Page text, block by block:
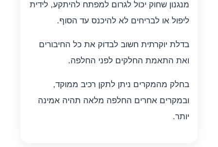
מנגנון שחוק יכול לגרום למפתח להיתקע, לידית
ליפול או לבריחים לא להיכנס עד הסוף.
בדלת יוקרתית חשוב לבדוק את כל החיבורים
ואת התאמת החלקים לפני החלפה.
בחלק מהמקרים ניתן לתקן רכיב ממוקד,
ובמקרים אחרים החלפה מלאה תהיה אמינה
יותר.